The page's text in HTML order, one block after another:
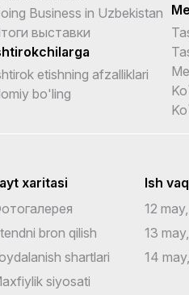
Business in Uzbekistan
выставки
etishning afzalliklari
bo'ling
xaritasi
bron qilish
shartlari
siyosati
Ish
12
13
14